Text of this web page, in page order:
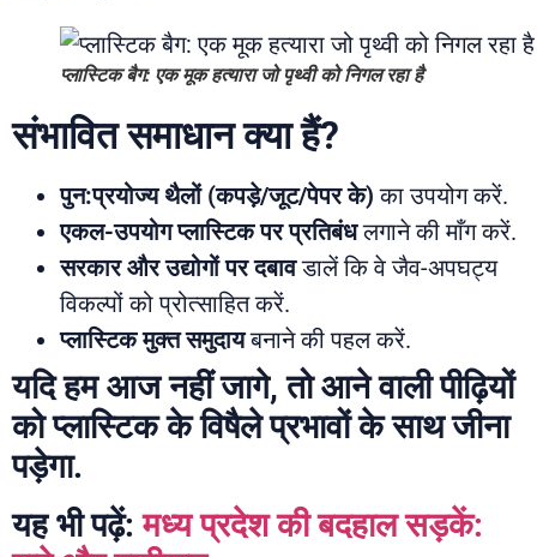
प्लास्टिक बैग: एक मूक हत्यारा जो पृथ्वी को निगल रहा है
संभावित समाधान क्या हैं?
पुन:प्रयोज्य थैलों (कपड़े/जूट/पेपर के) का उपयोग करें.
एकल-उपयोग प्लास्टिक पर प्रतिबंधलगाने की माँग करें.
सरकार और उद्योगों पर दबावडालें कि वे जैव-अपघट्य
विकल्पों को प्रोत्साहित करें.
प्लास्टिक मुक्त समुदायबनाने की पहल करें.
यदि हम आज नहीं जागे, तो आने वाली पीढ़ियों
को प्लास्टिक के विषैले प्रभावों के साथ जीना
पड़ेगा.
यह भी पढ़ें:मध्य प्रदेश की बदहाल सड़कें: